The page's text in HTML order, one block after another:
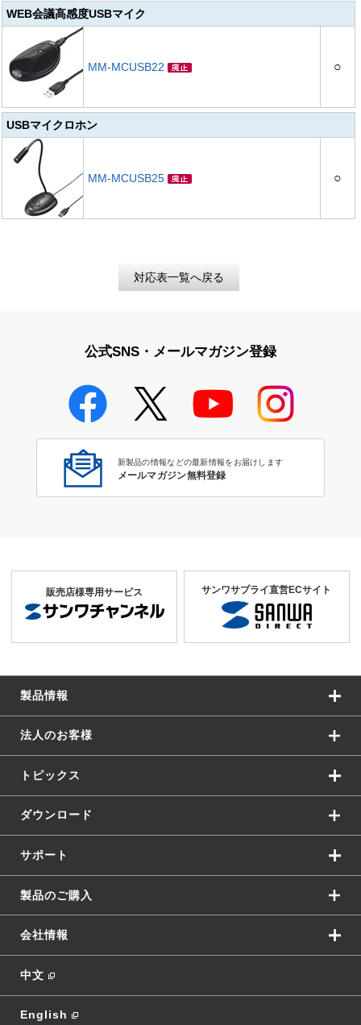
WEB会議高感度USBマイク
MM-MCUSB22 ○
USBマイクロホン
MM-MCUSB25 ○
対応表一覧へ戻る
公式SNS・メールマガジン登録
新製品の情報などの最新情報をお届けします
メールマガジン無料登録
販売店様専用サービス サンワサプライ直営ECサイト
製品情報
法人のお客様
トピックス
ダウンロード
サポート
製品のご購入
会社情報
中文
English